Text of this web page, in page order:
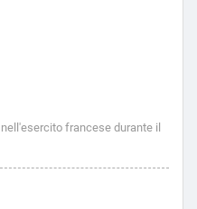
francese durante il